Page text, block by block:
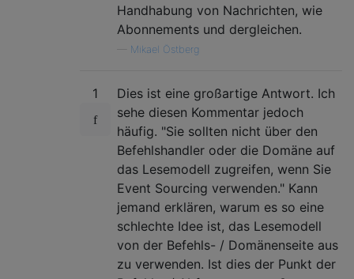
Handhabung von Nachrichten, wie
Abonnements und dergleichen.
Mikael Östberg
1
Dies ist eine großartige Antwort. Ich
sehe diesen Kommentar jedoch
häufig. "Sie sollten nicht über den
Befehlshandler oder die Domäne auf
das Lesemodell zugreifen, wenn Sie
Event Sourcing verwenden." Kann
jemand erklären, warum es so eine
schlechte Idee ist, das Lesemodell
von der Befehls- / Domänenseite aus
zu verwenden. Ist dies der Punkt der